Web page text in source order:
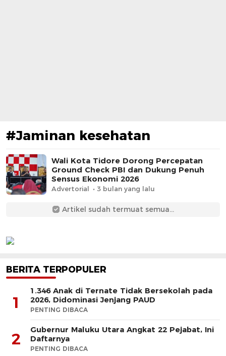
#Jaminan kesehatan
​Wali Kota Tidore Dorong Percepatan
Ground Check PBI dan Dukung Penuh
Sensus Ekonomi 2026
Advertorial 3 bulan yang lalu
Artikel sudah termuat semua...
BERITA TERPOPULER
1
1.346 Anak di Ternate Tidak Bersekolah pada
2026, Didominasi Jenjang PAUD
PENTING DIBACA
2
Gubernur Maluku Utara Angkat 22 Pejabat, Ini
Daftarnya
PENTING DIBACA